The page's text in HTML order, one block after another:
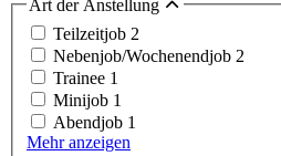
Art der Anstellung
Teilzeitjob 2
Nebenjob/Wochenendjob 2
Trainee 1
Minijob 1
Abendjob 1
Mehr anzeigen